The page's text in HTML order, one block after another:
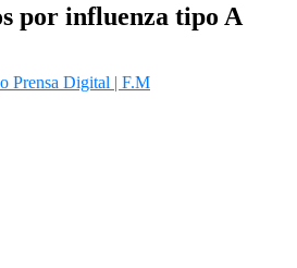
por influenza tipo A
Prensa Digital | F.M